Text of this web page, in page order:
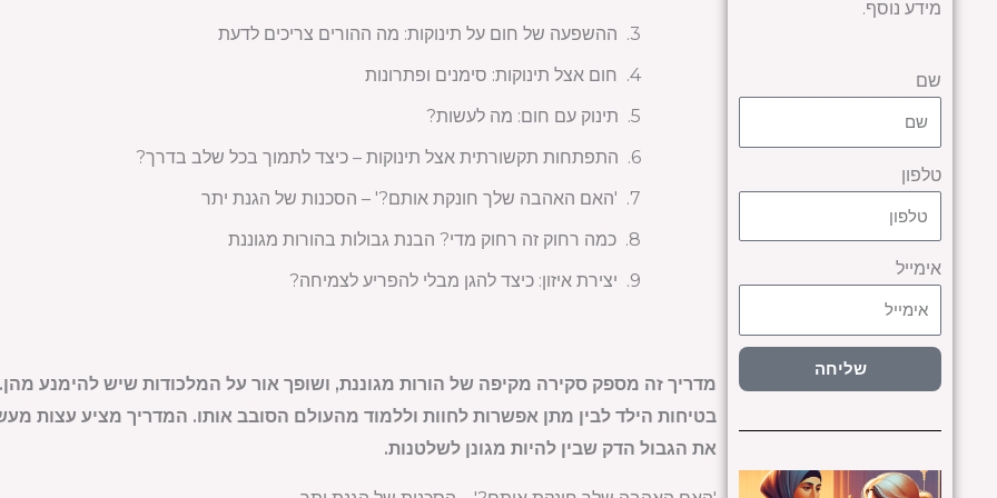
מידע נוסף.
שם
טלפון
אימייל
שליחה
ההשפעה של חום על תינוקות: מה ההורים צריכים לדעת
חום אצל תינוקות: סימנים ופתרונות
תינוק עם חום: מה לעשות?
התפתחות תקשורתית אצל תינוקות – כיצד לתמוך בכל שלב בדרך?
'האם האהבה שלך חונקת אותם?' – הסכנות של הגנת יתר
כמה רחוק זה רחוק מדי? הבנת גבולות בהורות מגוננת
יצירת איזון: כיצד להגן מבלי להפריע לצמיחה?
מדריך זה מספק סקירה מקיפה של הורות מגוננת, ושופך אור על המלכודות שיש להימנע
בטיחות הילד לבין מתן אפשרות לחוות וללמוד מהעולם הסובב אותו. המדריך מציע עצות
את הגבול הדק שבין להיות מגונן לשלטנות.